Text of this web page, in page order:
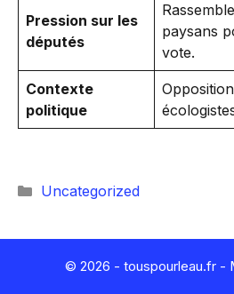
Pression sur les
députés
paysans
vote.
Contexte
politique
Catégories
Uncategorized
© 2026 - touspourleau.fr -